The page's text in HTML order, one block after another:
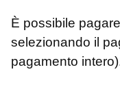
È possibile
selezionando il
pagamento